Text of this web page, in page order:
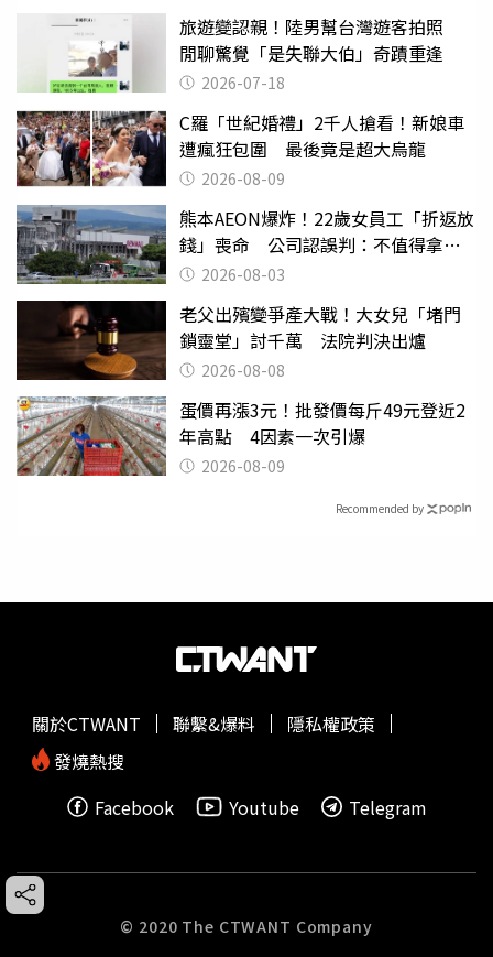
旅遊變認親！陸男幫台灣遊客拍照
閒聊驚覺「是失聯大伯」奇蹟重逢
2026-07-18
C羅「世紀婚禮」2千人搶看！新娘車
遭瘋狂包圍 最後竟是超大烏龍
2026-08-09
熊本AEON爆炸！22歲女員工「折返放
錢」喪命 公司認誤判：不值得拿命
換 2026-08-03
老父出殯變爭產大戰！大女兒「堵門
鎖靈堂」討千萬 法院判決出爐
2026-08-08
蛋價再漲3元！批發價每斤49元登近2
年高點 4因素一次引爆
2026-08-09
Recommended by
關於CTWANT 聯繫&爆料
隱私權政策
發燒熱搜
Facebook
Youtube Telegram
© 2020 The CTWANT Company